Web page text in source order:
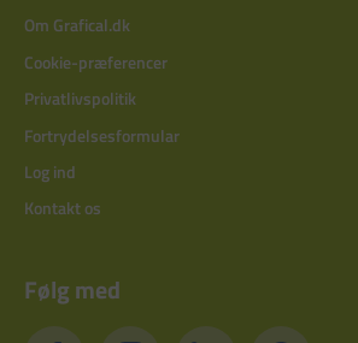
Om Grafical.dk
Cookie-præferencer
Privatlivspolitik
Fortrydelsesformular
Log ind
Kontakt os
Følg med